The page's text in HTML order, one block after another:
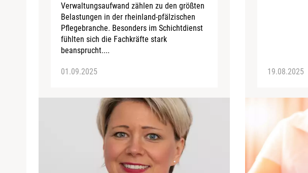
Verwaltungsaufwand zählen zu den größten
Belastungen in der rheinland-pfälzischen
Pflegebranche. Besonders im Schichtdienst
fühlten sich die Fachkräfte stark
beansprucht....
01.09.2025 19.08.2025